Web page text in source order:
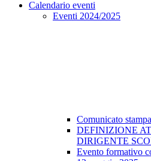
Calendario eventi
Eventi 2024/2025
Comunicato stampa
DEFINIZIONE
DIRIGENTE
Evento formativo